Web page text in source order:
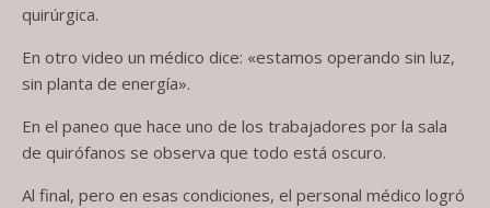
quirúrgica.
En otro video un médico dice: «estamos operando sin luz,
sin planta de energía».
En el paneo que hace uno de los trabajadores por la sala
de quirófanos se observa que todo está oscuro.
Al final, pero en esas condiciones, el personal médico logró